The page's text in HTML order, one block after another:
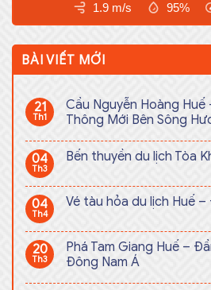
1.9 m/s 95%
BÀI VIẾT MỚI
21
Th1
Cầu Nguyễn Hoàng Huế
Thông Mới Bên Sông
04
Th3
Bến thuyền du lịch Tòa
04
Th4
Vé tàu hỏa du lịch Huế –
20
Th3
Phá Tam Giang Huế –
Đông Nam Á